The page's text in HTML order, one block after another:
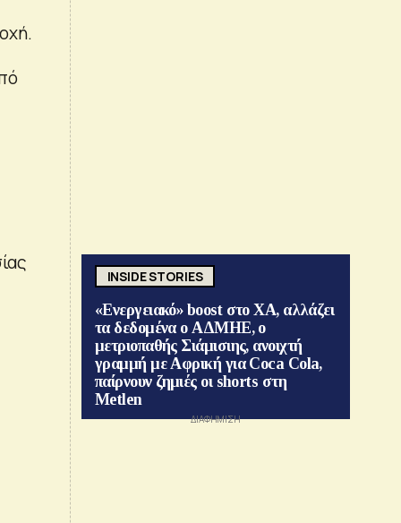
INSIDE STORIES
«Ενεργειακό» boost στο ΧΑ, αλλάζει
τα δεδομένα ο ΑΔΜΗΕ, ο
μετριοπαθής Σιάμισιης, ανοιχτή
γραμμή με Αφρική για Coca Cola,
παίρνουν ζημιές οι shorts στη
Metlen